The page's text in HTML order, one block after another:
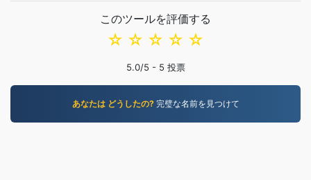
このツールを評価する
☆
☆
☆
☆
☆
5.0/5 - 5 投票
あなたは どうしたの?完璧な名前を見つけて